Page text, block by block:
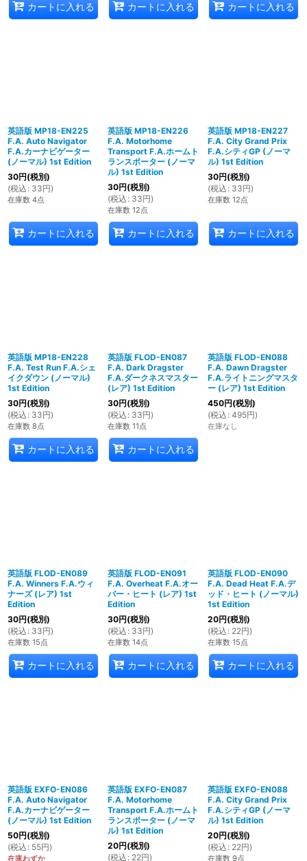
カートに入れる カートに入れる カートに入れる
英語版 MP18-EN225
F.A. Auto Navigator
F.A.カーナビゲーター
(ノーマル) 1st Edition
30円(税別)
(税込 : 33円)
在庫数 4点
カートに入れる
英語版 MP18-EN226
F.A. Motorhome
Transport F.A.ホームト
ランスポーター (ノーマ
ル) 1st Edition
30円(税別)
(税込 : 33円)
在庫数 12点
カートに入れる
英語版 MP18-EN227
F.A. City Grand Prix
F.A.シティGP (ノーマ
ル) 1st Edition
30円(税別)
(税込 : 33円)
在庫数 12点
カートに入れる
英語版 MP18-EN228
F.A. Test Run F.A.シェ
イクダウン (ノーマル)
1st Edition
30円(税別)
(税込 : 33円)
在庫数 8点
カートに入れる
英語版 FLOD-EN087
F.A. Dark Dragster
F.A.ダークネスマスター
(レア) 1st Edition
30円(税別)
(税込 : 33円)
在庫数 11点
カートに入れる
英語版 FLOD-EN088
F.A. Dawn Dragster
F.A.ライトニングマスタ
ー (レア) 1st Edition
450円(税別)
(税込 : 495円)
在庫なし
英語版 FLOD-EN089
F.A. Winners F.A.ウィ
ナーズ (レア) 1st
Edition
30円(税別)
(税込 : 33円)
在庫数 15点
カートに入れる
英語版 FLOD-EN091
F.A. Overheat F.A.オー
バー・ヒート (レア) 1st
Edition
30円(税別)
(税込 : 33円)
在庫数 14点
カートに入れる
英語版 FLOD-EN090
F.A. Dead Heat F.A.デ
ッド・ヒート (ノーマル)
1st Edition
20円(税別)
(税込 : 22円)
在庫数 15点
カートに入れる
英語版 EXFO-EN086
F.A. Auto Navigator
F.A.カーナビゲーター
(ノーマル) 1st Edition
50円(税別)
(税込 : 55円)
在庫わずか
英語版 EXFO-EN087
F.A. Motorhome
Transport F.A.ホームト
ランスポーター (ノーマ
ル) 1st Edition
20円(税別)
(税込 : 22円)
英語版 EXFO-EN088
F.A. City Grand Prix
F.A.シティGP (ノーマ
ル) 1st Edition
20円(税別)
(税込 : 22円)
在庫数 9点